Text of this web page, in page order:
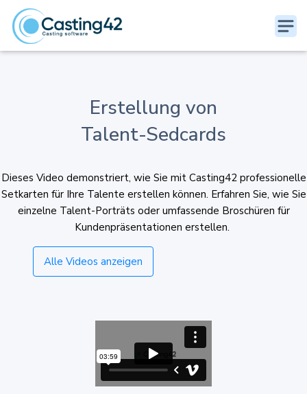
Erstellung von
Talent-Sedcards
Dieses Video demonstriert, wie Sie mit Casting42 professionelle
Setkarten für Ihre Talente erstellen können. Erfahren Sie, wie Sie
einzelne Talent-Porträts oder umfassende Broschüren für
Kundenpräsentationen erstellen.
Alle Videos anzeigen